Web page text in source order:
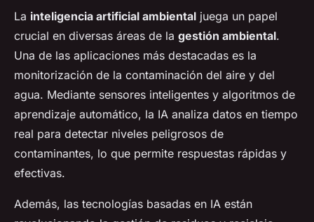
La inteligencia artificial ambiental juega un papel
crucial en diversas áreas de la gestión ambiental.
Una de las aplicaciones más destacadas es la
monitorización de la contaminación del aire y del
agua. Mediante sensores inteligentes y algoritmos de
aprendizaje automático, la IA analiza datos en tiempo
real para detectar niveles peligrosos de
contaminantes, lo que permite respuestas rápidas y
efectivas.
Además, las tecnologías basadas en IA están